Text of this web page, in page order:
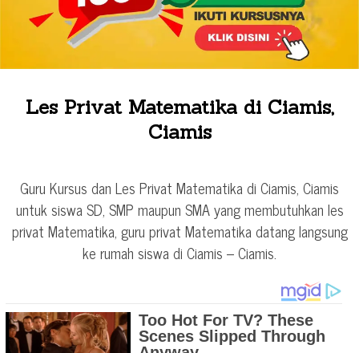
Les Privat Matematika di Ciamis,
Ciamis
Guru Kursus dan Les Privat Matematika di Ciamis, Ciamis
untuk siswa SD, SMP maupun SMA yang membutuhkan les
privat Matematika, guru privat Matematika datang langsung
ke rumah siswa di Ciamis – Ciamis.